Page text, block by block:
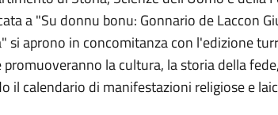
a "Su donnu bonu: Gonnario de Laccon
si aprono in concomitanza con l'edizione
la cultura, la storia della
il calendario di manifestazioni religiose e